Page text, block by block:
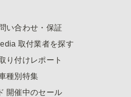
い合わせ・保証
取付業者を探す
り付けレポート
種別特集
開催中のセール